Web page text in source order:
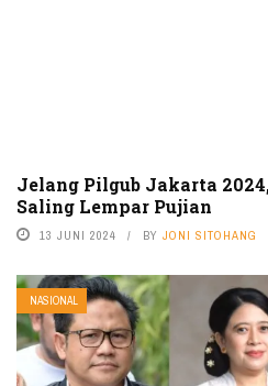
Jelang Pilgub Jakarta
Saling Lempar Pujian
13 JUNI 2024 BY JONI SITOHANG
NASIONAL